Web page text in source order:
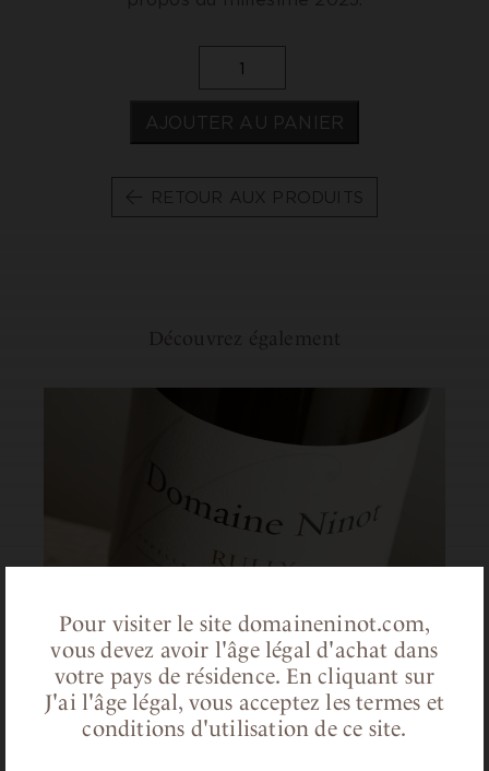
Pour visiter le site domaineninot.com,
vous devez avoir l'âge légal d'achat dans
votre pays de résidence. En cliquant sur
J'ai l'âge légal, vous acceptez les termes et
conditions d'utilisation de ce site.
Rully
1er
Cru
Blanc
2024
AJOUTER AU PANIER
RETOUR AUX PRODUITS
Découvrez également